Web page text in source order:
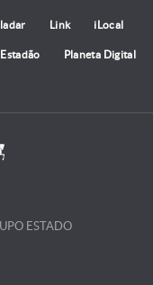
Link iLocal
Planeta Digital
ESTADO